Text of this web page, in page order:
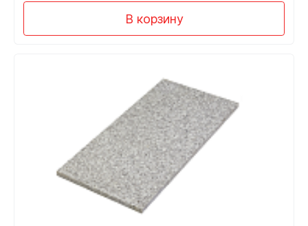
В корзину